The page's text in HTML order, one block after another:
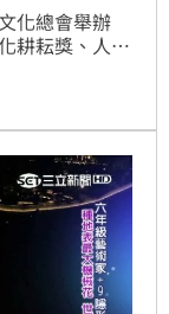
化總會舉辦
耕耘獎、人道
重要典範。
、「青年創意
、「社會改革